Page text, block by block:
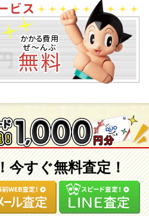
今すぐ無料査定！